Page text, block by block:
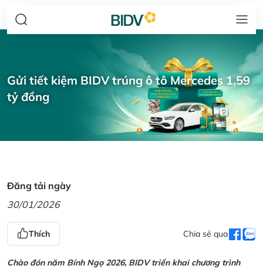
Gửi tiết kiệm BIDV trúng ô tô Mercedes 1,59
tỷ đồng
Đăng tải ngày
30/01/2026
Thích Chia sẻ qua
Chào đón năm Bính Ngọ 2026, BIDV triển khai chương trình